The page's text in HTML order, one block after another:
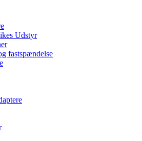
Udstyr
fastspændelse